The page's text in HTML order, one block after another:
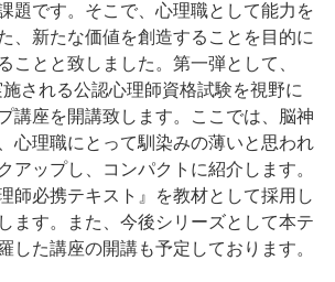
題です。そこで、心理職として能力を
、新たな価値を創造することを目的に
ことと致しました。第一弾として、
される公認心理師資格試験を視野に
講座を開講致します。ここでは、脳神
心理職にとって馴染みの薄いと思われ
アップし、コンパクトに紹介します。
師必携テキスト』を教材として採用し
ます。また、今後シリーズとして本テ
した講座の開講も予定しております。